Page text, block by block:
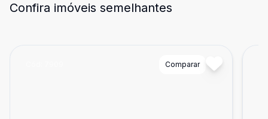
Confira imóveis semelhantes
Comparar